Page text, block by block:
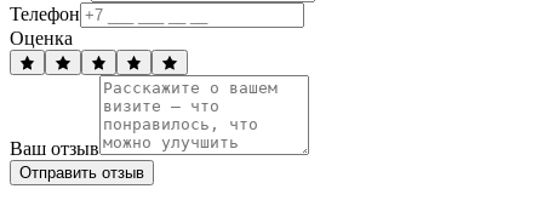
Телефон
Оценка
Ваш отзыв
Отправить отзыв